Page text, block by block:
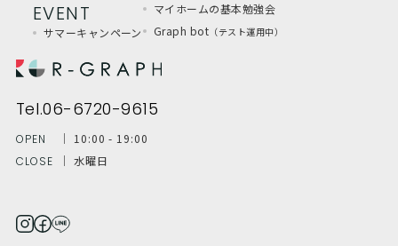
EVENT
サマーキャンペーン
マイホームの基本勉強会
Graph bot （テスト運用中）
Tel.06-6720-9615
OPEN
│ 10:00 - 19:00
CLOSE
│ 水曜日